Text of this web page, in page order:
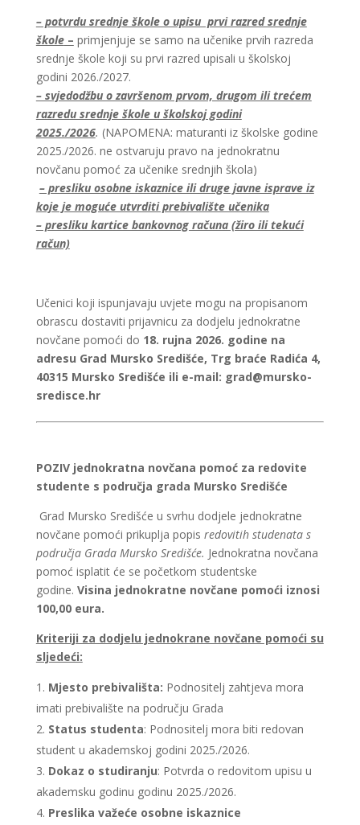
– potvrdu srednje škole o upisu prvi razred srednje
škole– primjenjuje se samo na učenike prvih razreda
srednje škole koji su prvi razred upisali u školskoj
godini 2026./2027.
– svjedodžbu o završenom prvom, drugom ili trećem
razredu srednje škole u školskoj godini
2025./2026. (NAPOMENA: maturanti iz školske godine
2025./2026. ne ostvaruju pravo na jednokratnu
novčanu pomoć za učenike srednjih škola)
– presliku osobne iskaznice ili druge javne isprave iz
koje je moguće utvrditi prebivalište učenika
– presliku kartice bankovnog računa (žiro ili tekući
račun)
Učenici koji ispunjavaju uvjete mogu na propisanom
obrascu dostaviti prijavnicu za dodjelu jednokratne
novčane pomoći do 18. rujna 2026. godine na
adresu Grad Mursko Središće, Trg braće Radića 4,
40315 Mursko Središće ili e-mail: grad@mursko-
sredisce.hr
POZIV jednokratna novčana pomoć za redovite
studente s područja grada Mursko Središće
Grad Mursko Središće u svrhu dodjele jednokratne
novčane pomoći prikuplja popis redovitih studenata s
područja Grada Mursko Središće. Jednokratna novčana
pomoć isplatit će se početkom studentske
godine. Visina jednokratne novčane pomoći iznosi
100,00 eura.
Kriteriji za dodjelu jednokrane novčane pomoći su
sljedeći:
Mjesto prebivališta: Podnositelj zahtjeva mora
imati prebivalište na području Grada
Status studenta: Podnositelj mora biti redovan
student u akademskoj godini 2025./2026.
Dokaz o studiranju: Potvrda o redovitom upisu u
akademsku godinu godinu 2025./2026.
Preslika važeće osobne iskaznice